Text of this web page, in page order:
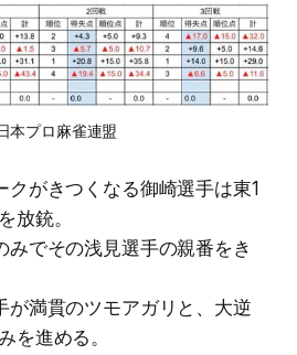
本プロ麻雀連盟
がきつくなる御崎選手は東1
放銃。
みでその浅見選手の親番をき
が満貫のツモアガリと、大逆
を進める。